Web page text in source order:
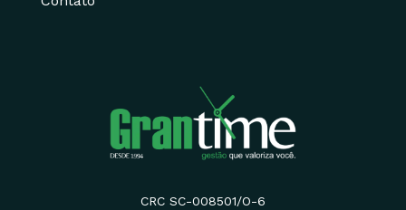
CRC SC-008501/O-6